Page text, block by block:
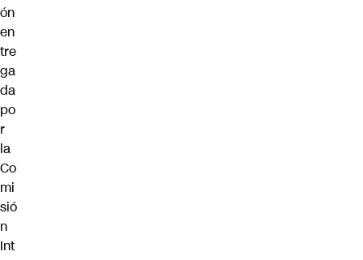
ón
en
tre
ga
da
po
r
la
Co
mi
sió
n
Int